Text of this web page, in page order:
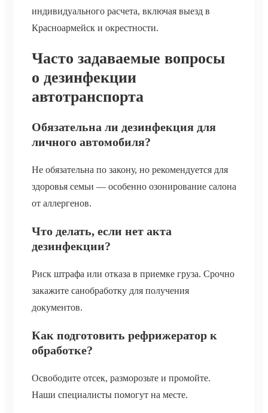
индивидуального расчета, включая выезд в
Красноармейск и окрестности.
Часто задаваемые вопросы
о дезинфекции
автотранспорта
Обязательна ли дезинфекция для
личного автомобиля?
Не обязательна по закону, но рекомендуется для
здоровья семьи — особенно озонирование салона
от аллергенов.
Что делать, если нет акта
дезинфекции?
Риск штрафа или отказа в приемке груза. Срочно
закажите санобработку для получения
документов.
Как подготовить рефрижератор к
обработке?
Освободите отсек, разморозьте и промойте.
Наши специалисты помогут на месте.